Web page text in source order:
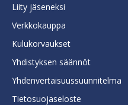
Liity jäseneksi
Verkkokauppa
Kulukorvaukset
Yhdistyksen säännöt
Yhdenvertaisuussuunnitelma
Tietosuojaseloste